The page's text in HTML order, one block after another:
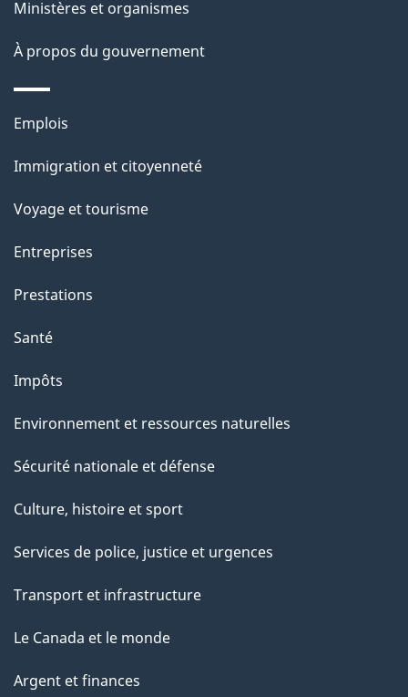
l
s
l
a
a
g
"
Ministères et organismes
À propos du gouvernement
Thèmes
sujets
Emplois
Immigration et citoyenneté
Voyage et tourisme
Entreprises
Prestations
Santé
Impôts
Environnement et ressources naturelles
Sécurité nationale et défense
Culture, histoire et sport
Services de police, justice et urgences
Transport et infrastructure
Le Canada et le monde
Argent et finances